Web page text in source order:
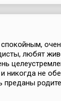
любят
никогда не
преданы